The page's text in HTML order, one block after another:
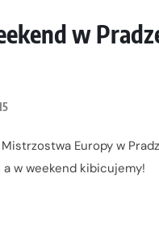
w
Europy w
a w weekend kibicujemy!